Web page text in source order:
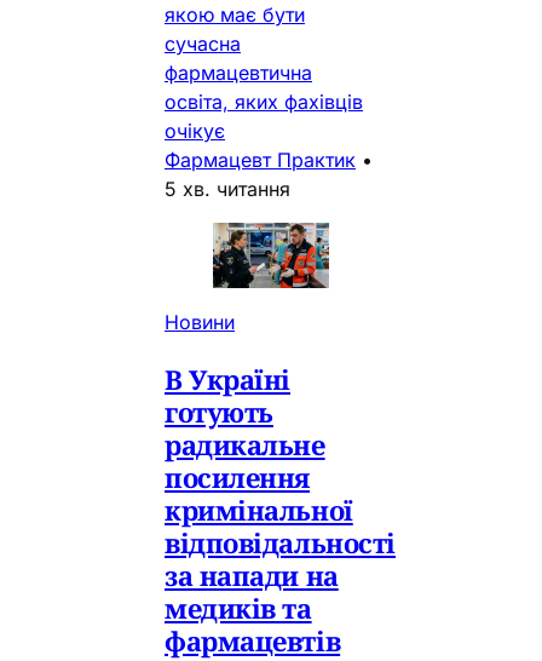
якою має бути
сучасна
фармацевтична
освіта, яких фахівців
очікує
Фармацевт Практик •
5 хв. читання
Новини
В Україні
готують
радикальне
посилення
кримінальної
відповідальності
за напади на
медиків та
фармацевтів